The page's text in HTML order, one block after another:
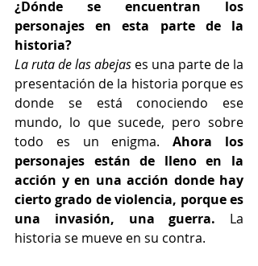
¿Dónde se encuentran los
personajes en esta parte de la
historia?
La ruta de las abejas es una parte de la
presentación de la historia porque es
donde se está conociendo ese
mundo, lo que sucede, pero sobre
todo es un enigma. Ahora los
personajes están de lleno en la
acción y en una acción donde hay
cierto grado de violencia, porque es
una invasión, una guerra. La
historia se mueve en su contra.